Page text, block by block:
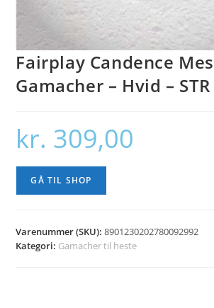
Fairplay Candence
Gamacher – Hvid –
kr. 309,00
GÅ TIL SHOP
Varenummer (SKU):8901230202780092992
Kategori: Gamacher til heste